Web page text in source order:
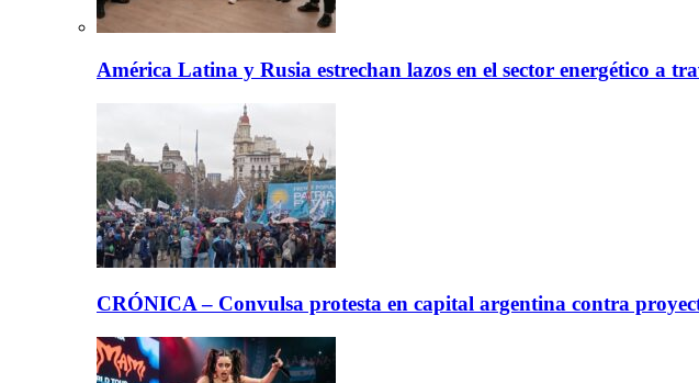
América Latina y Rusia estrechan lazos en el sector energético a
CRÓNICA – Convulsa protesta en capital argentina contra